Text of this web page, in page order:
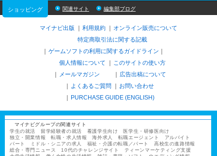
ショッピング 関連サイト 編集部ブログ
マイナビ出版 利用規約
オンライン販売について
特定商取引法に関する記載
ゲームソフトの利用に関するガイドライン
個人情報について
このサイトの使い方
メールマガジン
広告出稿について
よくあるご質問
お問い合わせ
PURCHASE GUIDE (ENGLISH)
マイナビグループの関連サイト
学生の就活
留学経験者の就活 看護学生向け
医学生・研修医向け
独立・開業情報
転職・求人情報 海外求人 転職エージェント
アルバイト
パート
ミドル・シニアの求人 福祉・介護の転職／パート
高校生の進路情報
総合・専門ニュース
10代のチャレンジサイト
ティーンマーケティング支援